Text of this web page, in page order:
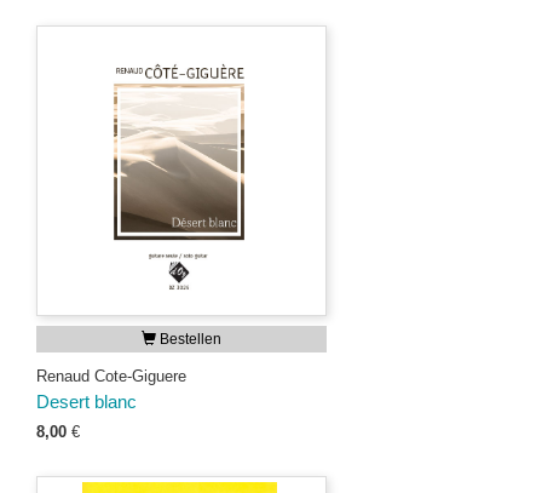
Bestellen
Renaud Cote-Giguere
Desert blanc
8,00 €